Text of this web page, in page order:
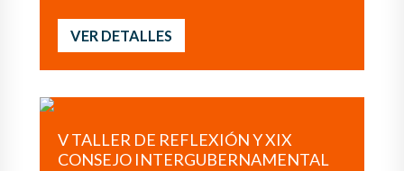
VER DETALLES
V TALLER DE REFLEXIÓN Y XIX
CONSEJO INTERGUBERNAMENTAL